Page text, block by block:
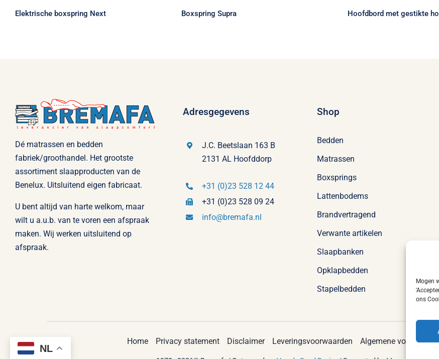
Mogen
ons
Elektrische boxspring Next Boxspring Supra Hoofdbord met gestikte
Dé matrassen en bedden
fabriek/groothandel. Het grootste
assortiment slaapproducten van de
Benelux. Uitsluitend eigen fabricaat.
U bent altijd van harte welkom, maar
wilt u a.u.b. van te voren een afspraak
maken. Wij werken uitsluitend op
afspraak.
Adresgegevens
J.C. Beetslaan 163 B
2131 AL Hoofddorp
+31 (0)23 528 12 44
+31 (0)23 528 09 24
info@bremafa.nl
Shop
Bedden
Matrassen
Boxsprings
Lattenbodems
Brandvertragend
Verwante artikelen
Slaapbanken
Opklapbedden
Stapelbedden
Home Privacy statement Disclaimer Leveringsvoorwaarden Algemene
NL